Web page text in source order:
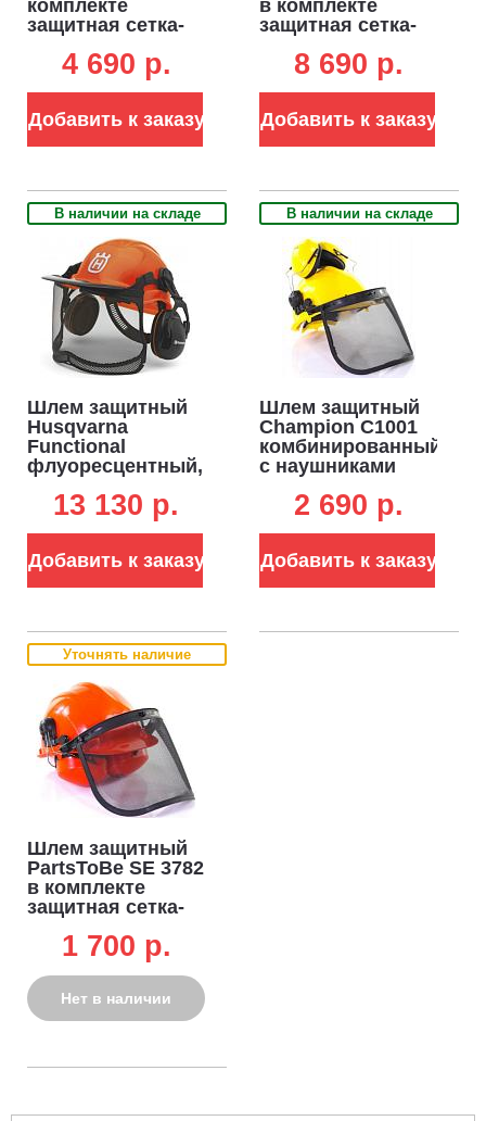
комплекте
защитная сетка-
наушники
4 690 p.
Добавить к заказу
в комплекте
защитная сетка-
наушники,
солнцезащитный
8 690 p.
Добавить к заказу
В наличии на складе
Шлем защитный
Husqvarna
Functional
флуоресцентный,
защитная сетка-
маска для лица
наушники,
солнцезащитный
13 130 p.
Добавить к заказу
В наличии на складе
Шлем защитный
Champion C1001
комбинированный
с наушниками
2 690 p.
Добавить к заказу
Уточнять наличие
Шлем защитный
PartsToBe SE 3782
в комплекте
защитная сетка-
наушники
1 700 p.
Нет в наличии